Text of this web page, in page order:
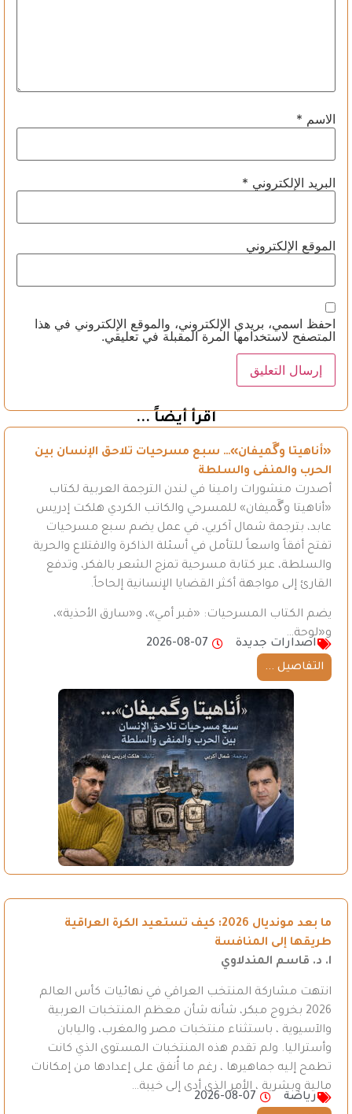
الاسم *
البريد الإلكتروني *
الموقع الإلكتروني
احفظ اسمي، بريدي الإلكتروني، والموقع الإلكتروني في هذا
المتصفح لاستخدامها المرة المقبلة في تعليقي.
اقرأ أيضاً ...
«أناهيتا وگَميفان»… سبع مسرحيات تلاحق الإنسان بين
الحرب والمنفى والسلطة
أصدرت منشورات رامينا في لندن الترجمة العربية لكتاب
«أناهيتا وگَميفان» للمسرحي والكاتب الكردي هلكت إدريس
عابد، بترجمة شمال آكريي، في عمل يضم سبع مسرحيات
تفتح أفقاً واسعاً للتأمل في أسئلة الذاكرة والاقتلاع والحرية
والسلطة، عبر كتابة مسرحية تمزج الشعر بالفكر، وتدفع
القارئ إلى مواجهة أكثر القضايا الإنسانية إلحاحاً.
يضم الكتاب المسرحيات: «قبر أمي»، و«سارق الأحذية»،
و«لوحة…
اصدارات جديدة
2026-08-07
التفاصيل ...
ما بعد مونديال 2026: كيف تستعيد الكرة العراقية
طريقها إلى المنافسة
ا. د. قاسم المندلاوي
انتهت مشاركة المنتخب العراقي في نهائيات كأس العالم
2026 بخروج مبكر، شأنه شأن معظم المنتخبات العربية
والآسيوية ، باستثناء منتخبات مصر والمغرب، واليابان
وأستراليا. ولم تقدم هذه المنتخبات المستوى الذي كانت
تطمح إليه جماهيرها ، رغم ما أُنفق على إعدادها من إمكانات
مالية وبشرية ، الأمر الذي أدى إلى خيبة…
رياضة
2026-08-07